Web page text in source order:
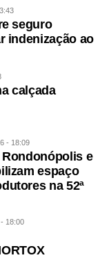
seguro
indenização ao
calçada
- 18:09
e
espaço
na 52ª
18:00